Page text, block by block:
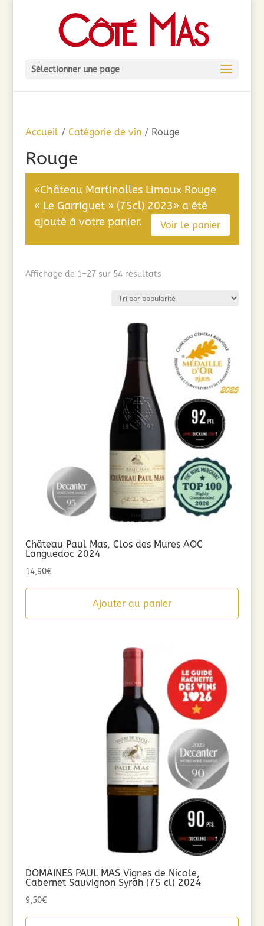
Sélectionner une page
Accueil/ Catégorie de vin/ Rouge
Rouge
«Château Martinolles Limoux Rouge
« Le Garriguet » (75cl) 2023» a été
ajouté à votre panier.
Voir le panier
Affichage de 1–27 sur 54 résultatsTrié
Château Paul Mas, Clos des Mures AOC
Languedoc 2024
14,90€
Ajouter au panier
DOMAINES PAUL MAS Vignes de Nicole,
Cabernet Sauvignon Syrah (75 cl) 2024
9,50€